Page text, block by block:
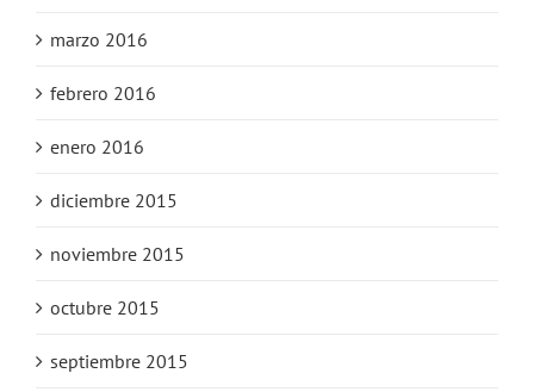
marzo 2016
febrero 2016
enero 2016
diciembre 2015
noviembre 2015
octubre 2015
septiembre 2015